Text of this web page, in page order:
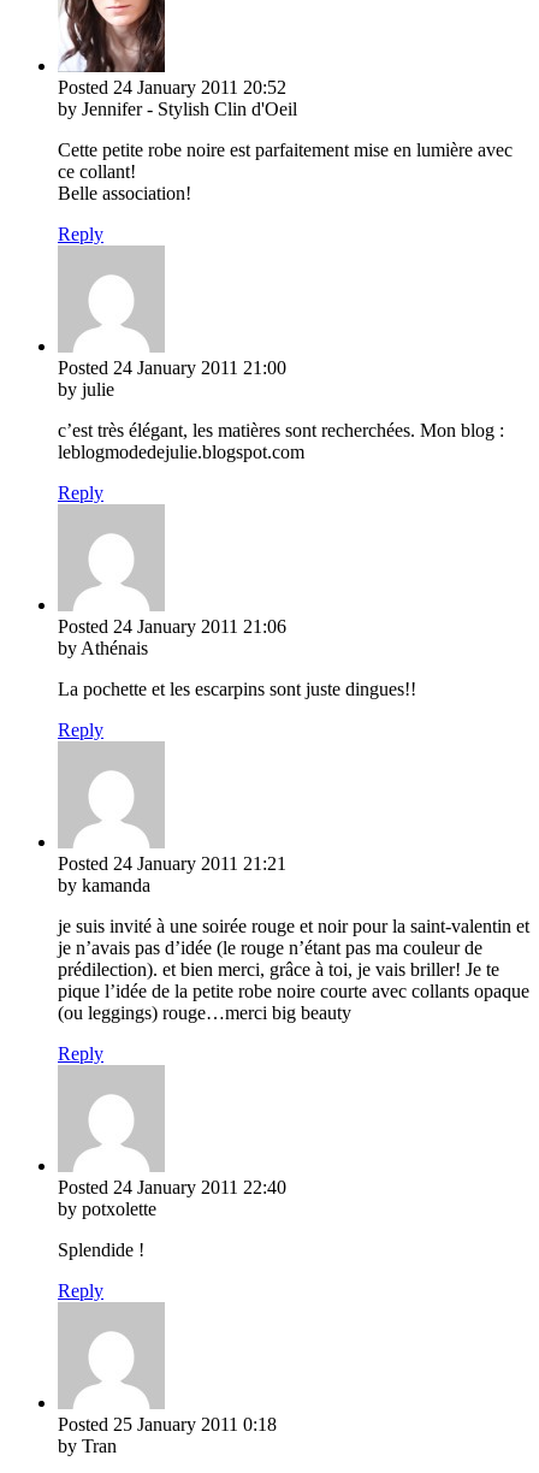
Posted 24 January 2011 20:52
by Jennifer - Stylish Clin d'Oeil
Cette petite robe noire est parfaitement mise en lumière avec
ce collant!
Belle association!
Reply
Posted 24 January 2011 21:00
by julie
c’est très élégant, les matières sont recherchées. Mon blog :
leblogmodedejulie.blogspot.com
Reply
Posted 24 January 2011 21:06
by Athénais
La pochette et les escarpins sont juste dingues!!
Reply
Posted 24 January 2011 21:21
by kamanda
je suis invité à une soirée rouge et noir pour la saint-valentin et
je n’avais pas d’idée (le rouge n’étant pas ma couleur de
prédilection). et bien merci, grâce à toi, je vais briller! Je te
pique l’idée de la petite robe noire courte avec collants opaque
(ou leggings) rouge…merci big beauty
Reply
Posted 24 January 2011 22:40
by potxolette
Splendide !
Reply
Posted 25 January 2011 0:18
by Tran